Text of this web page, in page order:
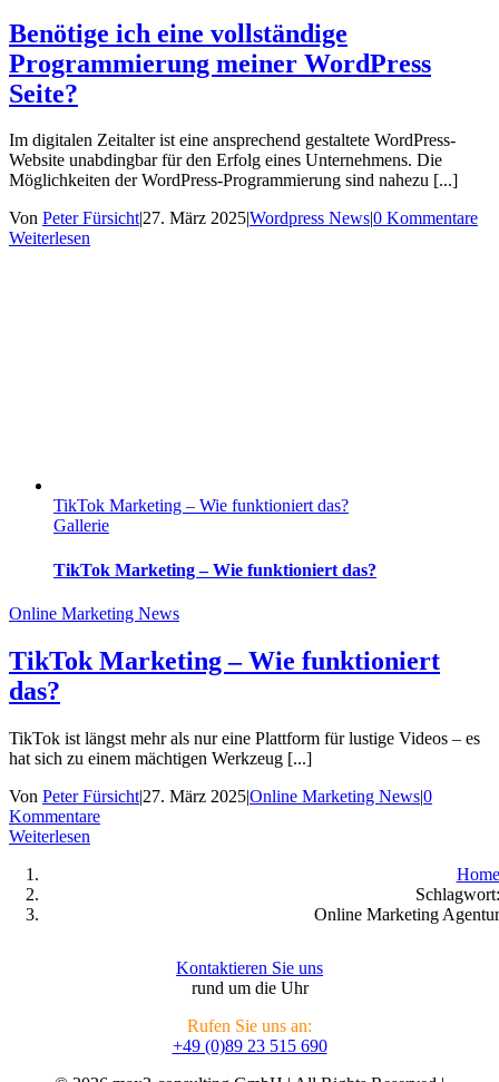
Benötige ich eine vollständige
Programmierung meiner WordPress
Seite?
Im digitalen Zeitalter ist eine ansprechend gestaltete WordPress-
Website unabdingbar für den Erfolg eines Unternehmens. Die
Möglichkeiten der WordPress-Programmierung sind nahezu [...]
Von Peter Fürsicht|27. März 2025|Wordpress News|0 Kommentare
Weiterlesen
TikTok Marketing – Wie funktioniert das?
Gallerie
TikTok Marketing – Wie funktioniert das?
Online Marketing News
TikTok Marketing – Wie funktioniert
das?
TikTok ist längst mehr als nur eine Plattform für lustige Videos – es
hat sich zu einem mächtigen Werkzeug [...]
Von Peter Fürsicht|27. März 2025|Online Marketing News|0
Kommentare
Weiterlesen
Home
Schlagwort:
Online Marketing Agentur
Kontaktieren Sie uns
rund um die Uhr
Rufen Sie uns an:
+49 (0)89 23 515 690